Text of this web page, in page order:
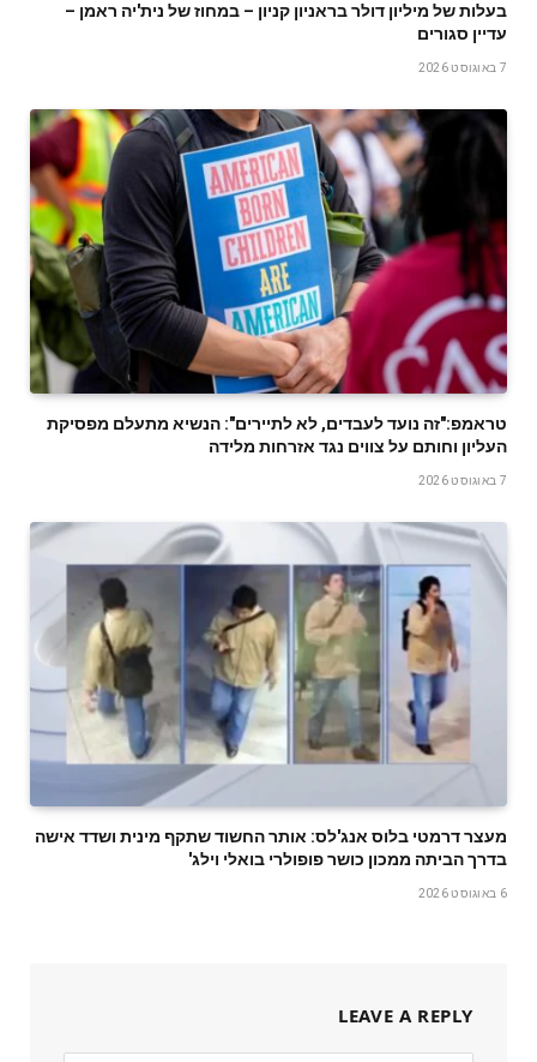
בעלות של מיליון דולר בראניון קניון – במחוז של נית'יה ראמן –
עדיין סגורים
7 באוגוסט 2026
טראמפ:"זה נועד לעבדים, לא לתיירים": הנשיא מתעלם מפסיקת
העליון וחותם על צווים נגד אזרחות מלידה
7 באוגוסט 2026
מעצר דרמטי בלוס אנג'לס: אותר החשוד שתקף מינית ושדד אישה
בדרך הביתה ממכון כושר פופולרי בואלי וילג'
6 באוגוסט 2026
LEAVE A REPLY